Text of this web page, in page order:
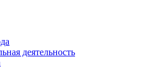
деятельность